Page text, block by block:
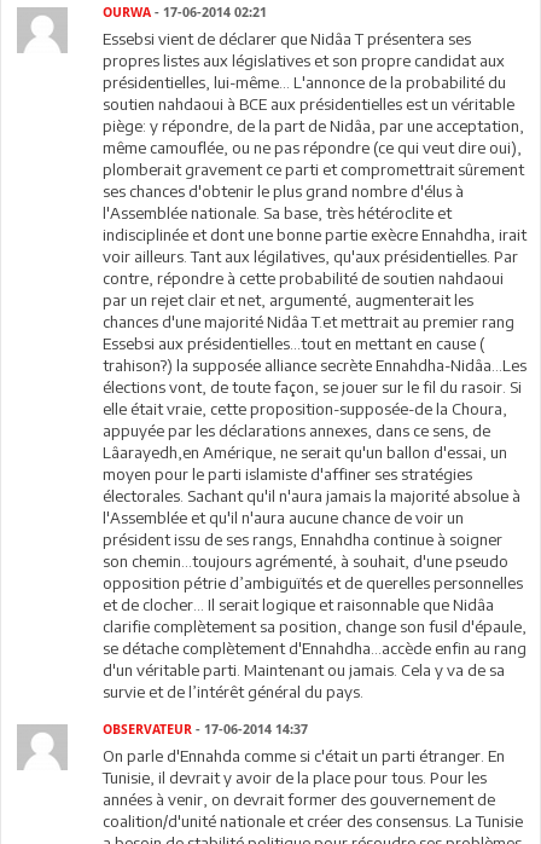
OURWA - 17-06-2014 02:21
Essebsi vient de déclarer que Nidâa T présentera ses
propres listes aux législatives et son propre candidat aux
présidentielles, lui-même... L'annonce de la probabilité du
soutien nahdaoui à BCE aux présidentielles est un véritable
piège: y répondre, de la part de Nidâa, par une acceptation,
même camouflée, ou ne pas répondre (ce qui veut dire oui),
plomberait gravement ce parti et compromettrait sûrement
ses chances d'obtenir le plus grand nombre d'élus à
l'Assemblée nationale. Sa base, très hétéroclite et
indisciplinée et dont une bonne partie exècre Ennahdha, irait
voir ailleurs. Tant aux légilatives, qu'aux présidentielles. Par
contre, répondre à cette probabilité de soutien nahdaoui
par un rejet clair et net, argumenté, augmenterait les
chances d'une majorité Nidâa T.et mettrait au premier rang
Essebsi aux présidentielles...tout en mettant en cause (
trahison?) la supposée alliance secrète Ennahdha-Nidâa...Les
élections vont, de toute façon, se jouer sur le fil du rasoir. Si
elle était vraie, cette proposition-supposée-de la Choura,
appuyée par les déclarations annexes, dans ce sens, de
Lâarayedh,en Amérique, ne serait qu'un ballon d'essai, un
moyen pour le parti islamiste d'affiner ses stratégies
électorales. Sachant qu'il n'aura jamais la majorité absolue à
l'Assemblée et qu'il n'aura aucune chance de voir un
président issu de ses rangs, Ennahdha continue à soigner
son chemin...toujours agrémenté, à souhait, d'une pseudo
opposition pétrie d’ambiguïtés et de querelles personnelles
et de clocher... Il serait logique et raisonnable que Nidâa
clarifie complètement sa position, change son fusil d'épaule,
se détache complètement d'Ennahdha...accède enfin au rang
d'un véritable parti. Maintenant ou jamais. Cela y va de sa
survie et de l’intérêt général du pays.
OBSERVATEUR - 17-06-2014 14:37
On parle d'Ennahda comme si c'était un parti étranger. En
Tunisie, il devrait y avoir de la place pour tous. Pour les
années à venir, on devrait former des gouvernement de
coalition/d'unité nationale et créer des consensus. La Tunisie